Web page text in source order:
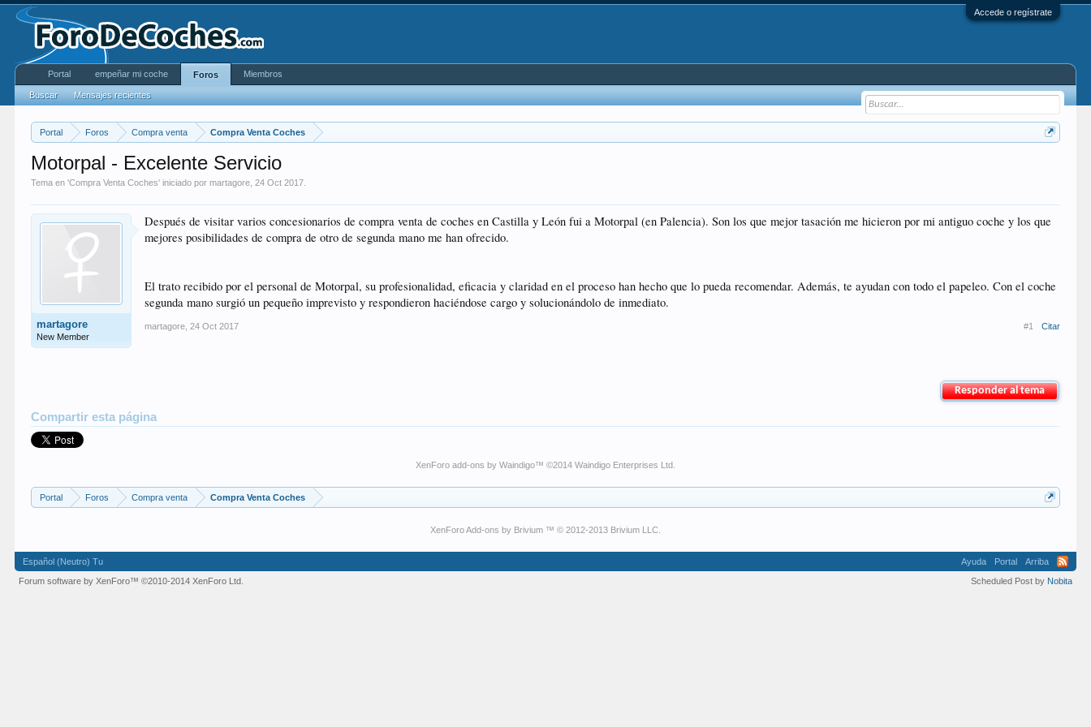
Accede o regístrate
Portal Foros Compra venta Compra Venta Coches
Motorpal - Excelente Servicio
Tema en 'Compra Venta Coches' iniciado pormartagore ,24 Oct 2017
martagore
New Member
Después de visitar varios concesionarios de compra venta de coches en Castilla y León fui a Motorpal (en Palencia). Son los que mejor tasación me hicieron por mi antiguo coche y los que
mejores posibilidades de compra de otro de segunda mano me han ofrecido.
El trato recibido por el personal de Motorpal, su profesionalidad, eficacia y claridad en el proceso han hecho que lo pueda recomendar. Además, te ayudan con todo el papeleo. Con el coche
segunda mano surgió un pequeño imprevisto y respondieron haciéndose cargo y solucionándolo de inmediato.
martagore 24 Oct 2017 #1 Citar
Responder al tema
Compartir esta página
XenForo add-ons by Waindigo™ ©2014 Waindigo Enterprises Ltd
Portal Foros Compra venta Compra Venta Coches
XenForo Add-ons by Brivium ™ © 2012-2013 Brivium LLC.
Portal empeñar mi coche Foros
Buscar Mensajes recientes
Miembros
Español (Neutro) Tu Ayuda Portal
Arriba
Forum software by XenForo™©2010-2014 XenForo Ltd. Scheduled Post by Nobita